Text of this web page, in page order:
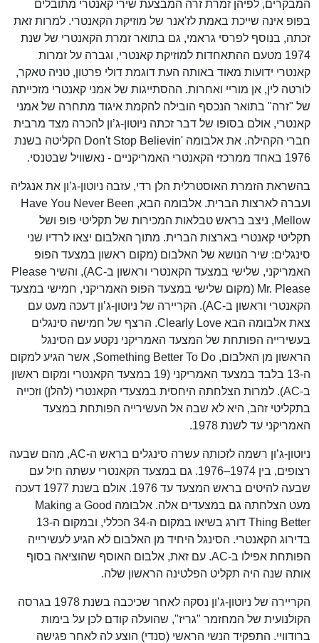
המבקרים, לפיהן זמרת זרה המבצעת שירי קאנטרי מתובלים
בפופ אינה שייכת באמת לז'אנר של מוזיקת הקאנטרי. למרות זאת
זכתה, בנוסף לפרסי גראמי, גם בתואר זמרת הקאנטרי של שנת
1974 מטעם ההתאחדות למוזיקת קאנטרי, וגברה על זמרות
קאנטרי ידועות מאוד באותה העת דוגמת דולי פרטון, טניה טאקר,
לורטה לין, אן מוריי ואחרות. ההסתייגות של אמני קאנטרי מזכייתה
של "זרה" בתואר הנכסף הובילה להקמת איגוד מתחרה של אמני
קאנטרי, אולם בסופו של דבר זכתה ניוטון-ג’ון להכרה מצד מרבית
חברי הקהילה. את אלבומה 'Don't Stop Believin הקליטה בשנת
1976 באחד ממרכזי הקאנטרי האמריקניים - נאשוויל שבטנסי.
בהשראת הזמרת האוסטרלית הלן רדי, עזבה ניוטון-ג’ון את אנגליה
ועברה לארצות הברית. אלבומה הבא, Have You Never Been
Mellow, ניצב בראש טבלאות המכירות של תקליטי פופ ושל
תקליטי קאנטרי בארצות הברית. מתוך האלבום יצאו לרדיו שני
סינגלים: שיר הנושא של האלבום (מקום ראשון במצעד הפופ
האמריקני, שלישי במצעד הקאנטרי וראשון ב-AC), והשיר Please
Mr. Please (מקום שלישי במצעד הפופ האמריקני, חמישי במצעד
הקאנטרי וראשון ב-AC). הקריירה של ניוטון-ג’ון דעכה מעט עם
צאת אלבומה הבא Clearly Love. הרצף של חמישה סינגלים
בעשירייה הפותחת של המצעד האמריקני נקטע עם הסינגל
הראשון מן האלבום, Something Better To Do, אשר הגיע למקום
ה-13 בלבד במצעד האמריקני (19 במצעד הקאנטרי ומקום ראשון
ב-AC). למרות הצלחתה היחסית במצעדי הקאנטרי (להלן) וזכייה
בתקליטי זהב, היא לא שבה אל העשירייה הפותחת במצעד
האמריקני עד לשנת 1978.
ניוטון-ג’ון רשמה לזכותה עשרה סינגלים בראש ה-AC, מהם שבעה
רצופים, בין 1974–1976. גם במצעד הקאנטרי עשתה חיל עם
שבעה להיטים בראש המצעד עד 1976. אולם בשנת 1977 דעכה
מעט הצלחתה גם במצעדים אלה. אלבומה Making a Good
Thing Better דורג בשיאו במקום ה-34 הכללי, ובמקום ה-13
בדירוג הקאנטרי. הסינגל היחיד מן האלבום לא הגיע לעשירייה
הפותחת אפילו ב-AC. עם זאת, אלבום האוסף שהוציאה בסוף
אותה שנה היה תקליט הפלטינה הראשון שלה.
הקריירה של ניוטון-ג’ון נסקה לאחר שכיכבה בשנת 1978 בגרסה
הקולנועית של המחזמר "גריז", שהועלה קודם לכן על בימות
ברודוויי. התפקיד הנשי הראשי (סנדי) הוצע לה לאחר פגישה